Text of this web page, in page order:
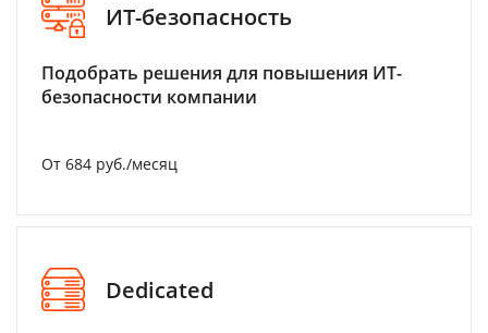
ИТ-безопасность
Подобрать решения для повышения ИТ-
безопасности компании
От 684 руб./месяц
Dedicated